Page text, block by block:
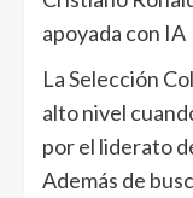
apoyada con IA
La Selección
alto nivel
por el liderato
Además de